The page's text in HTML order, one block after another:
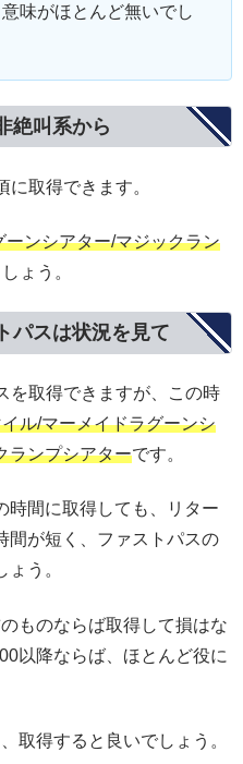
味がほとんど無いでし
絶叫系から
取得できます。
ンシアター/マジックラン
ょう。
パスは状況を見て
を取得できますが、この時
ル/マーメイドラグーンシ
ランプシアターです。
時間に取得しても、リター
間が短く、ファストパスの
う。
ものならば取得して損はな
以降ならば、ほとんど役に
取得すると良いでしょう。